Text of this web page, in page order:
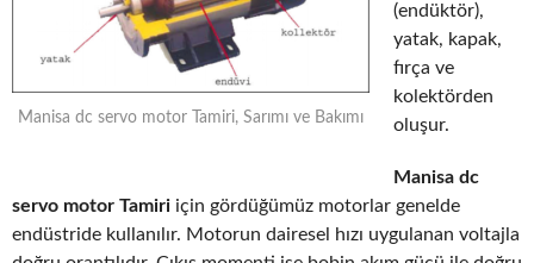
Manisa dc servo motor Tamiri, Sarımı ve Bakımı
(endüktör),
yatak, kapak,
fırça ve
kolektörden
oluşur.
Manisa dc
servo motor Tamiri için gördüğümüz motorlar genelde
endüstride kullanılır. Motorun dairesel hızı uygulanan voltajla